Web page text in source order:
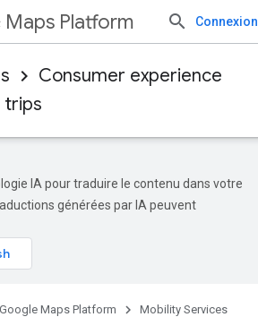
Maps Platform Connexion
Consumer experience
trips
IA pour traduire le contenu dans votre
générées par IA peuvent
Google Maps Platform
Mobility Services